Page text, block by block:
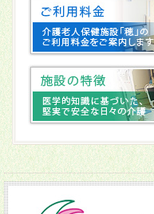
2025年10月03日
2025年10月02日
2025年09月01日